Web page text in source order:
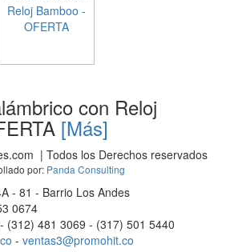
con Reloj
[Más]
| Todos los Derechos reservados
por: Panda Consulting
- 81 - Barrio Los Andes
0674
(312) 481 3069 - (317) 501 5440
- ventas3@promohit.co